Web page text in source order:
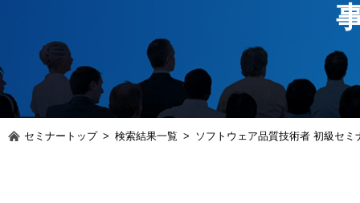
セミナートップ > 検索結果一覧 > ソフトウェア品質技術者 初級セミ